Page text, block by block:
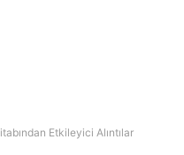
Etkileyici Alıntılar